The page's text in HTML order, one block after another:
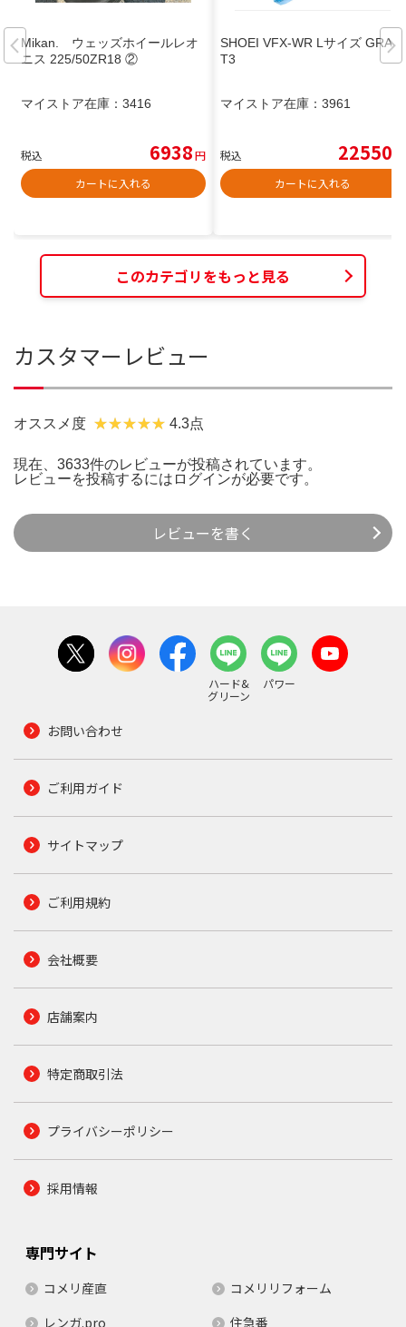
Mikan. ウェッズホイールレオ
ニス 225/50ZR18 ②
マイストア在庫： 3416
税込 6938円
カートに入れる
SHOEI VFX-WR Lサイズ GRAN
T3
マイストア在庫： 3961
税込 22550
カートに入れる
このカテゴリをもっと見る
カスタマーレビュー
オススメ度 4.3点
現在、3633件のレビューが投稿されています。
レビューを投稿するには ログインが必要です。
レビューを書く
ハード&
グリーン
パワー
お問い合わせ
ご利用ガイド
サイトマップ
ご利用規約
会社概要
店舗案内
特定商取引法
プライバシーポリシー
採用情報
専門サイト
コメリ産直
コメリリフォーム
レンガ.pro
住急番